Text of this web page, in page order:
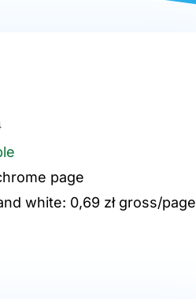
page
white: 0,69 zł gross/page